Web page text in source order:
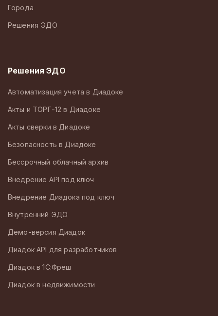
Города
Решения ЭДО
Решения ЭДО
Автоматизация учета в Диадоке
Акты и ТОРГ-12 в Диадоке
Акты сверки в Диадоке
Безопасность в Диадоке
Бессрочный облачный архив
Внедрение API под ключ
Внедрение Диадока под ключ
Внутренний ЭДО
Демо-версия Диадок
Диадок API для разработчиков
Диадок в 1С:Фреш
Диадок в недвижимости